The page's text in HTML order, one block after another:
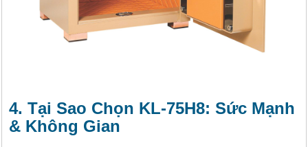
4. Tại Sao Chọn KL-75H8: Sức Mạnh
& Không Gian